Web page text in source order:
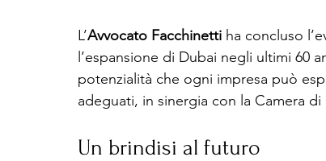
L’Avvocato Facchinetti ha concluso
l’espansione di Dubai negli ultimi 60
potenzialità che ogni impresa può
adeguati, in sinergia con la Camera
Un brindisi al futuro